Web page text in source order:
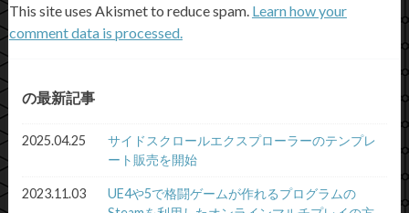
This site uses Akismet to reduce spam. Learn how your
comment data is processed.
の最新記事
2025.04.25
サイドスクロールエクスプローラーのテンプレ
ート販売を開始
2023.11.03
UE4や5で格闘ゲームが作れるプログラムの